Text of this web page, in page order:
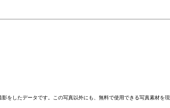
をしたデータです。この写真以外にも、無料で使用できる写真素材